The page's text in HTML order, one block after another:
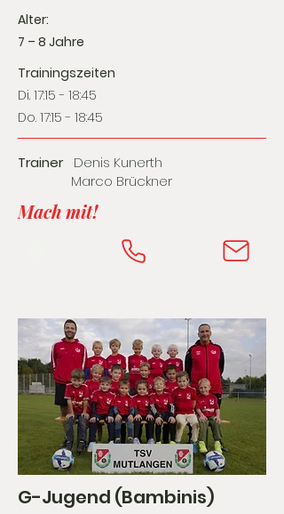
Alter:
7 – 8 Jahre
Trainingszeiten
Di. 17:15 - 18:45
Do. 17:15 - 18:45
Trainer Denis Kunerth
Marco Brückner
Mach mit!
G-Jugend (Bambinis)